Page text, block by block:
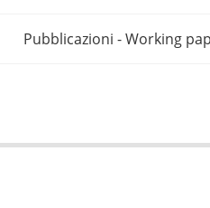
Pubblicazioni - Working